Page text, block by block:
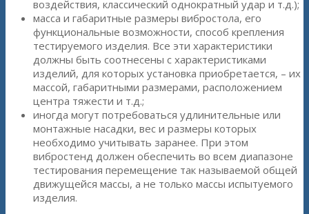
воздействия, классический однократный удар и т.д.);
масса и габаритные размеры вибростола, его
функциональные возможности, способ крепления
тестируемого изделия. Все эти характеристики
должны быть соотнесены с характеристиками
изделий, для которых установка приобретается, – их
массой, габаритными размерами, расположением
центра тяжести и т.д.;
иногда могут потребоваться удлинительные или
монтажные насадки, вес и размеры которых
необходимо учитывать заранее. При этом
вибростенд должен обеспечить во всем диапазоне
тестирования перемещение так называемой общей
движущейся массы, а не только массы испытуемого
изделия.